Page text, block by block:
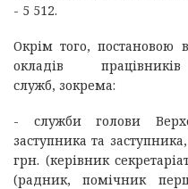
- 5 512.
Окрім того, постановою
окладів
служб, зокрема:
- служби голови
заступника та
грн. (керівник
(радник, помічник